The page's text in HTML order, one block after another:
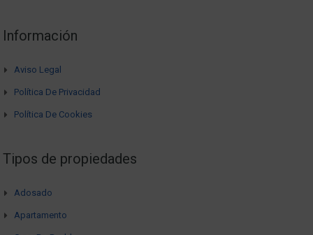
Información
Aviso Legal
Política De Privacidad
Política De Cookies
Tipos de propiedades
Adosado
Apartamento